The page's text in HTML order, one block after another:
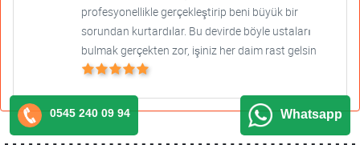
profesyonellikle gerçekleştirip beni büyük bir
sorundan kurtardılar. Bu devirde böyle ustaları
bulmak gerçekten zor, işiniz her daim rast gelsin
0545 240 09 94 Whatsapp